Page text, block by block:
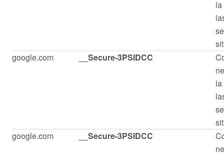
google.com
__Secure-3PSIDCC
google.com
__Secure-3PSIDCC